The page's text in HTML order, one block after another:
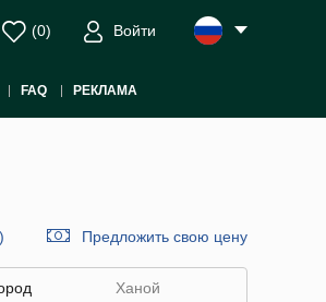
(0) Войти
FAQ РЕКЛАМА
Предложить свою цену
Ханой